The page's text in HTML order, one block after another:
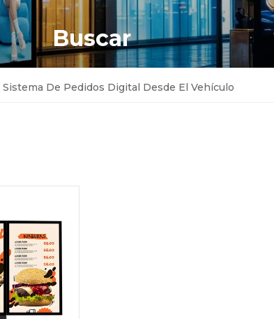
Buscar
Sistema De Pedidos Digital Desde El Vehículo